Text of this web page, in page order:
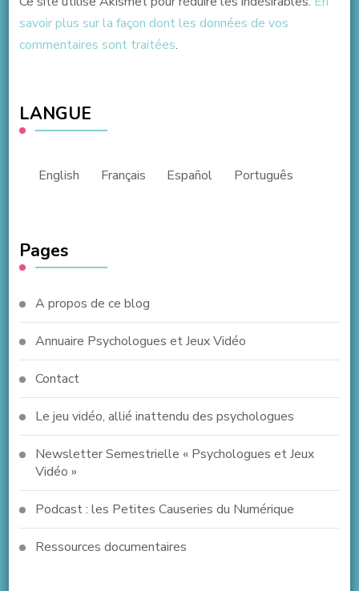
savoir plus sur la façon dont les données de vos
commentaires sont traitées.
LANGUE
English Français Español Português
Pages
A propos de ce blog
Annuaire Psychologues et Jeux Vidéo
Contact
Le jeu vidéo, allié inattendu des psychologues
Newsletter Semestrielle « Psychologues et Jeux
Vidéo »
Podcast : les Petites Causeries du Numérique
Ressources documentaires